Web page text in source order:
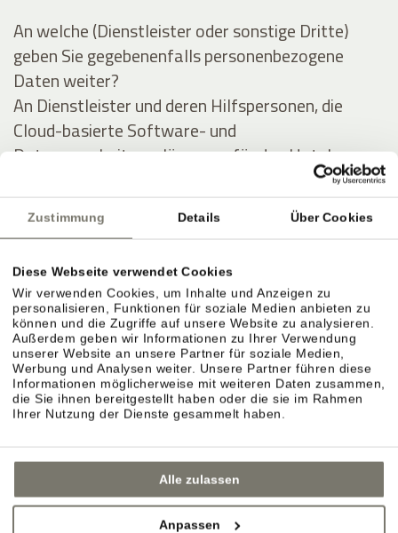
Zustimmung Details Über Cookies
Diese Webseite verwendet Cookies
Wir verwenden Cookies, um Inhalte und Anzeigen zu
personalisieren, Funktionen für soziale Medien anbieten zu
können und die Zugriffe auf unsere Website zu analysieren.
Außerdem geben wir Informationen zu Ihrer Verwendung
unserer Website an unsere Partner für soziale Medien,
Werbung und Analysen weiter. Unsere Partner führen diese
Informationen möglicherweise mit weiteren Daten zusammen,
die Sie ihnen bereitgestellt haben oder die sie im Rahmen
Ihrer Nutzung der Dienste gesammelt haben.
Alle zulassen
Anpassen
An welche (Dienstleister oder sonstige Dritte)
geben Sie gegebenenfalls personenbezogene
Daten weiter?
An Dienstleister und deren Hilfspersonen, die
Cloud-basierte Software- und
Datenverarbeitungslösungen für das Hotel
anbieten, und im Auftrag des Hotels Daten des
Gastes (zu obigen Zwecken) auswerten und
verarbeiten.
Ausführliche Angaben über die Verarbeitung
personenbezogener Daten
Personenbezogene Daten werden zu folgenden
Zwecken unter Inanspruchnahme folgender
Dienstleistungen erhoben:
Analytik
Anzeigen von Inhalten externer Plattformen
Kontaktieren des Nutzers